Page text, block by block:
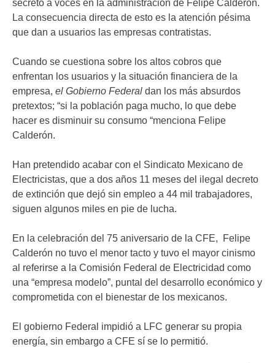
secreto a voces en la administración de Felipe Calderón.
La consecuencia directa de esto es la atención pésima
que dan a usuarios las empresas contratistas.
Cuando se cuestiona sobre los altos cobros que
enfrentan los usuarios y la situación financiera de la
empresa, el Gobierno Federal dan los más absurdos
pretextos; “si la población paga mucho, lo que debe
hacer es disminuir su consumo “menciona Felipe
Calderón.
Han pretendido acabar con el Sindicato Mexicano de
Electricistas, que a dos años 11 meses del ilegal decreto
de extinción que dejó sin empleo a 44 mil trabajadores,
siguen algunos miles en pie de lucha.
En la celebración del 75 aniversario de la CFE, Felipe
Calderón no tuvo el menor tacto y tuvo el mayor cinismo
al referirse a la Comisión Federal de Electricidad como
una “empresa modelo”, puntal del desarrollo económico y
comprometida con el bienestar de los mexicanos.
El gobierno Federal impidió a LFC generar su propia
energía, sin embargo a CFE sí se lo permitió.